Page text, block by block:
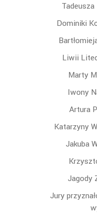
Dominiki
Liwii
Marty
Iwony
Artura
Katarzyny
Jakuba
Jagody
Jury